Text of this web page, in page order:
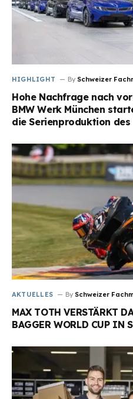
HIGHLIGHT By Schweizer
Hohe Nachfrage nach
BMW Werk München
die Serienproduktion des
AKTUELLES By Schweizer
MAX TOTH VERSTÄRKT
BAGGER WORLD CUP IN